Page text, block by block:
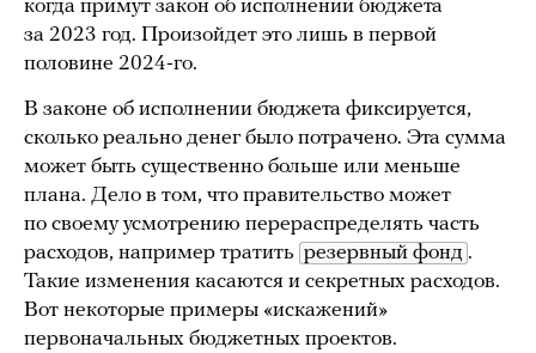
когда примут закон об исполнении бюджета
за 2023 год. Произойдет это лишь в первой
половине 2024-го.
В законе об исполнении бюджета фиксируется,
сколько реально денег было потрачено. Эта сумма
может быть существенно больше или меньше
плана. Дело в том, что правительство может
по своему усмотрению перераспределять часть
расходов, например тратить резервный фонд .
Такие изменения касаются и секретных расходов.
Вот некоторые примеры «искажений»
первоначальных бюджетных проектов.